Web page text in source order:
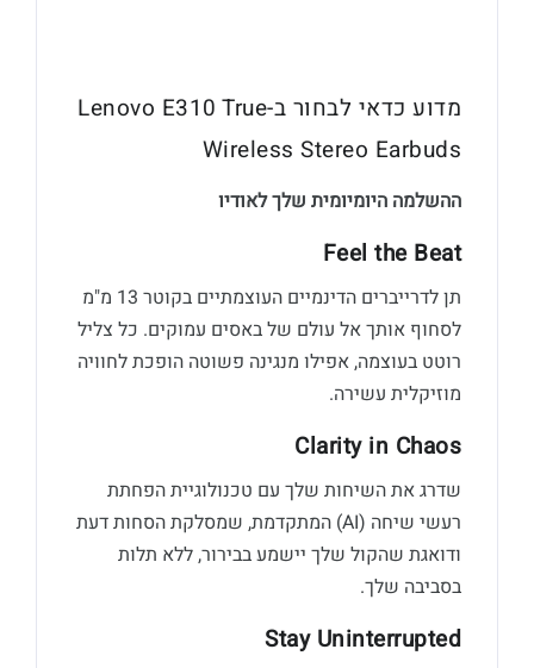
מדוע כדאי לבחור ב-Lenovo E310 True
Wireless Stereo Earbuds
ההשלמה היומיומית שלך לאודיו
Feel the Beat
תן לדרייברים הדינמיים העוצמתיים בקוטר 13 מ"מ
לסחוף אותך אל עולם של באסים עמוקים. כל צליל
רוטט בעוצמה, אפילו מנגינה פשוטה הופכת לחוויה
מוזיקלית עשירה.
Clarity in Chaos
שדרג את השיחות שלך עם טכנולוגיית הפחתת
רעשי שיחה (AI) המתקדמת, שמסלקת הסחות דעת
ודואגת שהקול שלך יישמע בבירור, ללא תלות
בסביבה שלך.
Stay Uninterrupted